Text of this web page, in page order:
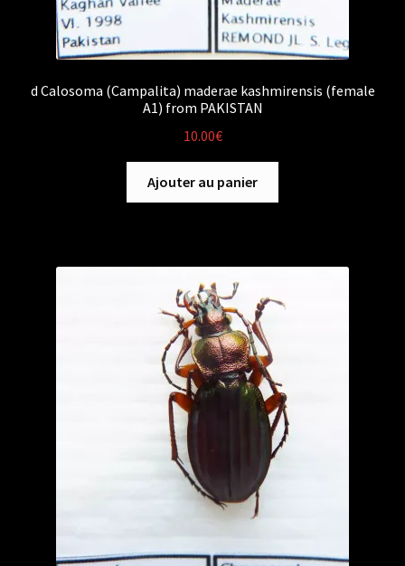
d Calosoma (Campalita) maderae kashmirensis (female
A1) from PAKISTAN
10.00€
Ajouter au panier